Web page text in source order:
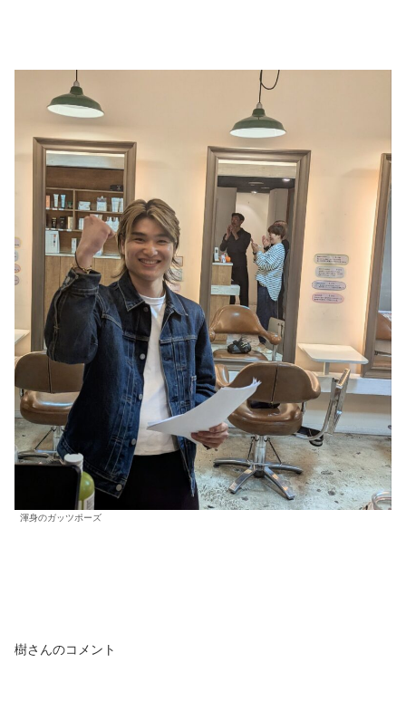
渾身のガッツポーズ
樹さんのコメント